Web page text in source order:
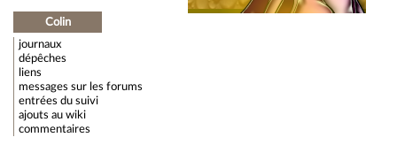
Colin
journaux
dépêches
liens
messages sur les forums
entrées du suivi
ajouts au wiki
commentaires